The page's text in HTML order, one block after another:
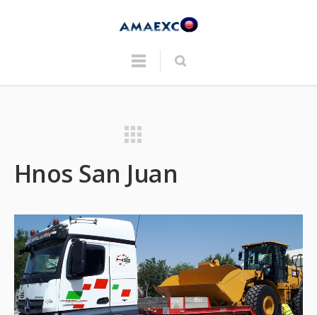
Hnos San Juan